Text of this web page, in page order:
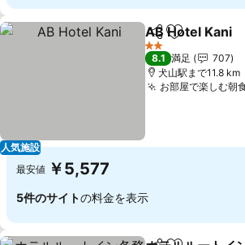
人気施設
シェアお気に入り
AB Hotel Kani
2 ホテルのランク
8.1 満足
707
犬山駅まで11.8 km
お部屋で楽しむ朝
最安値 ￥5,577
5件のサイトの料金を表示